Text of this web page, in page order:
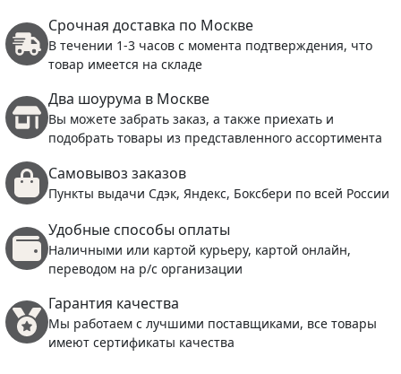
Срочная доставка по Москве
В течении 1-3 часов с момента подтверждения, что
товар имеется на складе
Два шоурума в Москве
Вы можете забрать заказ, а также приехать и
подобрать товары из представленного ассортимента
Самовывоз заказов
Пункты выдачи Сдэк, Яндекс, Боксбери по всей России
Удобные способы оплаты
Наличными или картой курьеру, картой онлайн,
переводом на р/с организации
Гарантия качества
Мы работаем с лучшими поставщиками, все товары
имеют сертификаты качества